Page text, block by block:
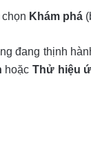
Khám phá
đang thịnh
hoặc Thử hiệu